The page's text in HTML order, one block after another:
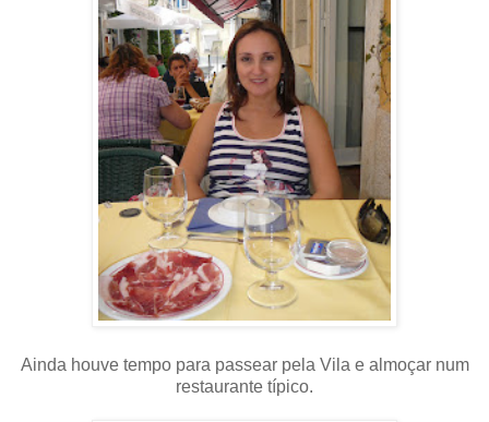
Ainda houve tempo para passear pela Vila e almoçar num
restaurante típico.